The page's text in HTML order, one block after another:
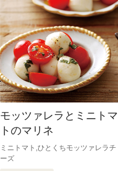
モッツァレラとミニトマ
トのマリネ
ミニトマト,ひとくちモッツァレラチ
ーズ